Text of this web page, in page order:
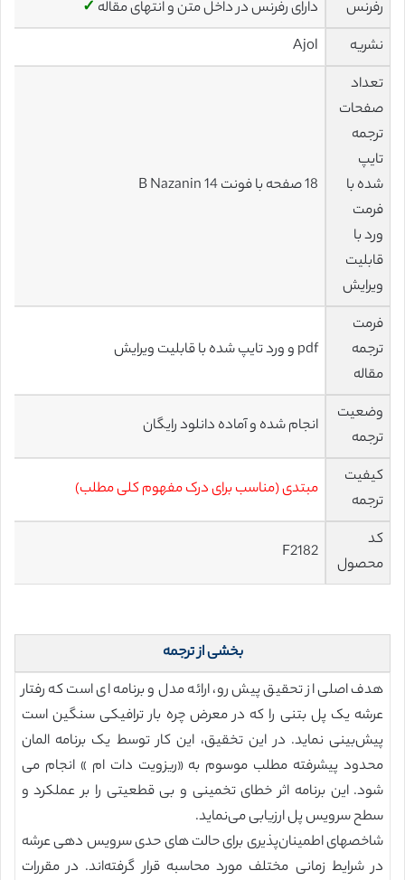
رفرنس دارای رفرنس در داخل متن و انتهای مقاله ✓
نشریه
Ajol
تعداد
صفحات
ترجمه
تایپ
شده با
فرمت
ورد با
قابلیت
ویرایش
18 صفحه با فونت 14 B Nazanin
فرمت
ترجمه
مقاله
pdf و ورد تایپ شده با قابلیت ویرایش
وضعیت
ترجمه
انجام شده و آماده دانلود رایگان
کیفیت
ترجمه
مبتدی (مناسب برای درک مفهوم کلی مطلب)
کد
محصول
F2182
بخشی از ترجمه
هدف اصلی از تحقیق پیش رو، ارائه مدل و برنامه ای است که رفتار
عرشه یک پل بتنی را که در معرض چره بار ترافیکی سنگین است
پیش‌بینی نماید. در این تخقیق، این کار توسط یک برنامه المان
محدود پیشرفته مطلب موسوم به «ریزویت دات ام » انجام می
شود. این برنامه اثر خطای تخمینی و بی قطعیتی را بر عملکرد و
سطح سرویس پل ارزیابی می‌نماید.
شاخصهای اطمینان‌پذیری برای حالت های حدی سرویس دهی عرشه
در شرایط زمانی مختلف مورد محاسبه قرار گرفته‌اند. در مقررات